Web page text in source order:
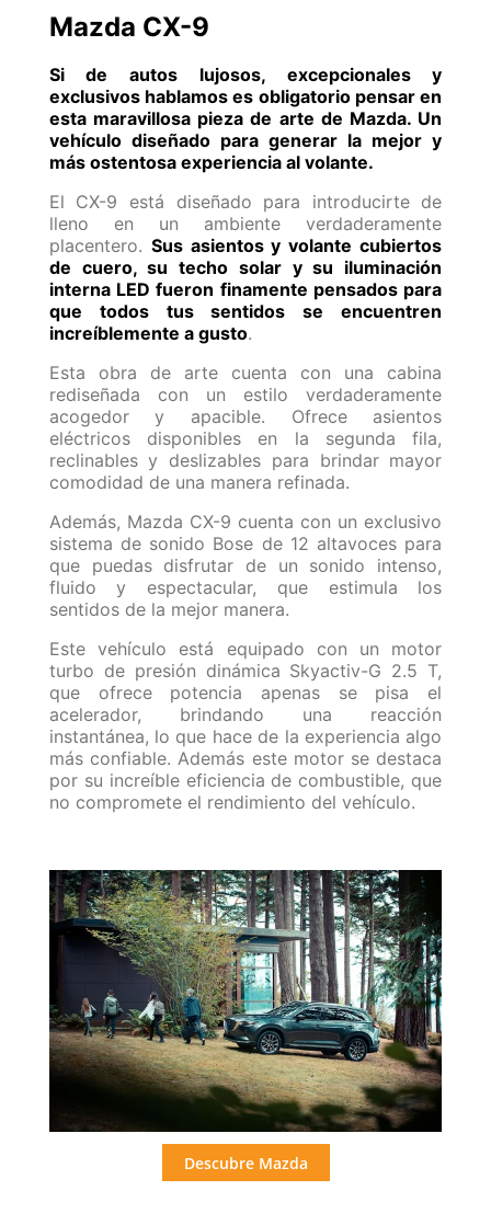
Mazda CX-9
Si de autos lujosos, excepcionales y
exclusivos hablamos es obligatorio pensar en
esta maravillosa pieza de arte de Mazda. Un
vehículo diseñado para generar la mejor y
más ostentosa experiencia al volante.
El CX-9 está diseñado para introducirte de
lleno en un ambiente verdaderamente
placentero. Sus asientos y volante cubiertos
de cuero, su techo solar y su iluminación
interna LED fueron finamente pensados para
que todos tus sentidos se encuentren
increíblemente a gusto.
Esta obra de arte cuenta con una cabina
rediseñada con un estilo verdaderamente
acogedor y apacible. Ofrece asientos
eléctricos disponibles en la segunda fila,
reclinables y deslizables para brindar mayor
comodidad de una manera refinada.
Además, Mazda CX-9 cuenta con un exclusivo
sistema de sonido Bose de 12 altavoces para
que puedas disfrutar de un sonido intenso,
fluido y espectacular, que estimula los
sentidos de la mejor manera.
Este vehículo está equipado con un motor
turbo de presión dinámica Skyactiv-G 2.5 T,
que ofrece potencia apenas se pisa el
acelerador, brindando una reacción
instantánea, lo que hace de la experiencia algo
más confiable. Además este motor se destaca
por su increíble eficiencia de combustible, que
no compromete el rendimiento del vehículo.
Descubre Mazda